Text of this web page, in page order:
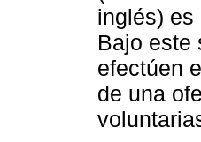
inglés) es
Bajo este
efectúen
de una